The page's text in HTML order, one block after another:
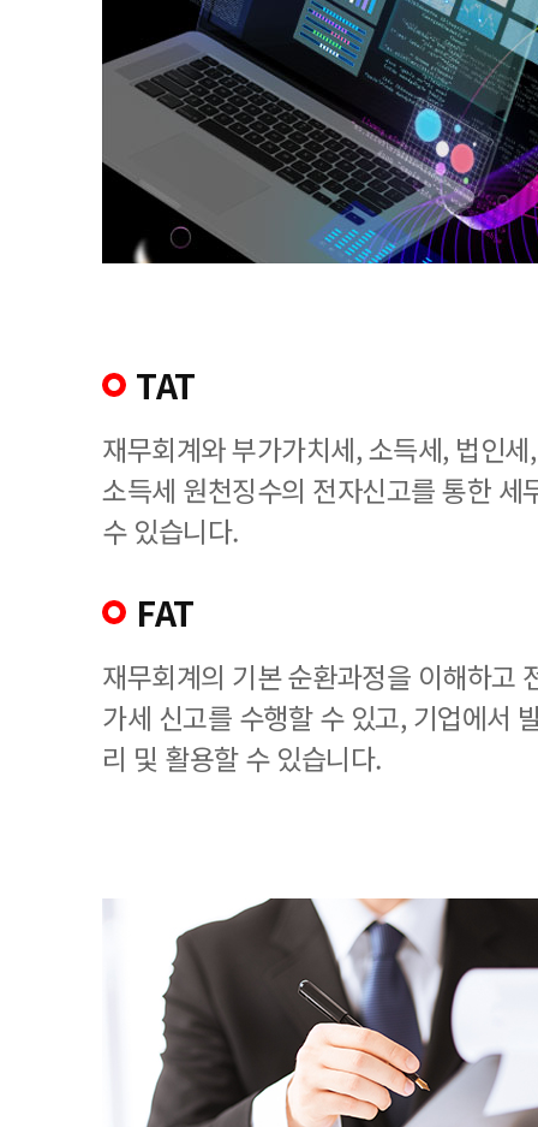
TAT
재무회계와 부가가치세, 소득세, 법인
소득세 원천징수의 전자신고를 통한 세
수 있습니다.
FAT
재무회계의 기본 순환과정을 이해하고
가세 신고를 수행할 수 있고, 기업에서
리 및 활용할 수 있습니다.